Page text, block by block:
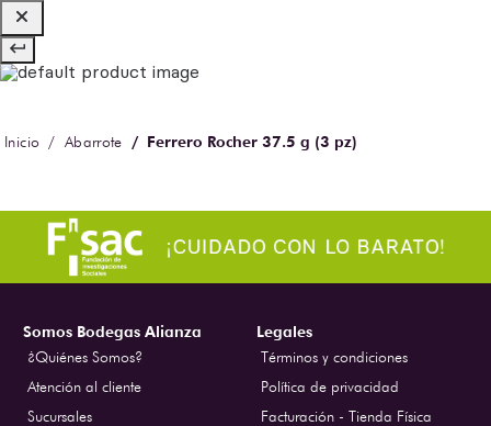
Abarrote Ferrero Rocher 37.5 g (3 pz)
Somos Bodegas Alianza
¿Quiénes Somos?
Atención al cliente
Sucursales
Legales
Términos y condiciones
Política de privacidad
Facturación - Tienda Física